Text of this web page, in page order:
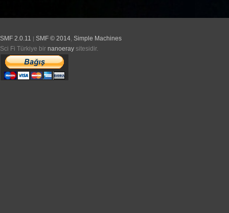
SMF 2.0.11 SMF © 2014, Simple Machines
Sci Fi Türkiye bir nanoeray sitesidir.